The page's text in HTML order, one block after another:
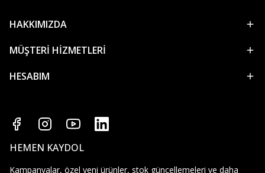
HAKKIMIZDA
MÜŞTERİ HİZMETLERİ
HESABIM
HEMEN KAYDOL
Kampanyalar, özel yeni ürünler, stok güncellemeleri ve daha